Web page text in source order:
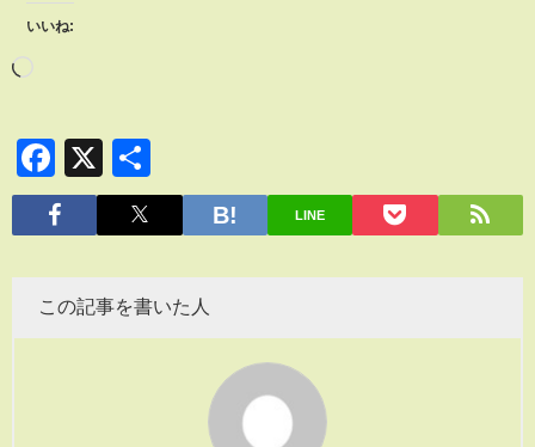
いいね:
Facebook
X
有
LINE
この記事を書いた人